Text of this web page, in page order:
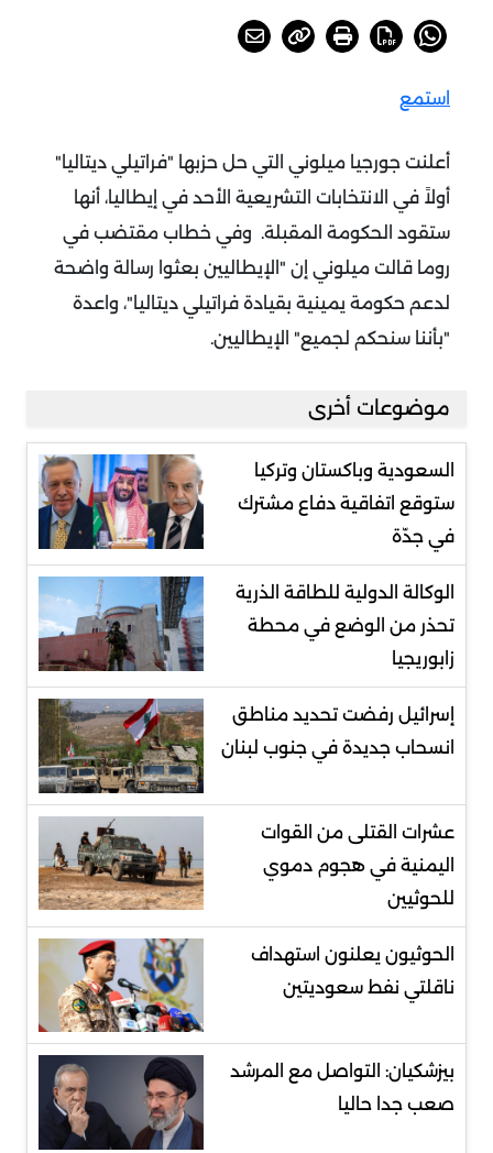
استمع
أعلنت جورجيا ميلوني التي حل حزبها "فراتيلي ديتاليا"
أولاً في الانتخابات التشريعية الأحد في إيطاليا، أنها
ستقود الحكومة المقبلة. وفي خطاب مقتضب في
روما قالت ميلوني إن "الإيطاليين بعثوا رسالة واضحة
لدعم حكومة يمينية بقيادة فراتيلي ديتاليا"، واعدة
"بأننا سنحكم لجميع" الإيطاليين.
موضوعات أخرى
السعودية وباكستان وتركيا
ستوقع اتفاقية دفاع مشترك
في جدّة
الوكالة الدولية للطاقة الذرية
تحذر من الوضع في محطة
زابوريجيا
إسرائيل رفضت تحديد مناطق
انسحاب جديدة في جنوب لبنان
عشرات القتلى من القوات
اليمنية في هجوم دموي
للحوثيين
الحوثيون يعلنون استهداف
ناقلتي نفط سعوديتين
بيزشكيان: التواصل مع المرشد
صعب جدا حاليا